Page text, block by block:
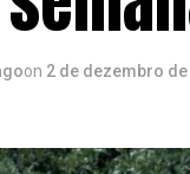
on 2 de dezembro de